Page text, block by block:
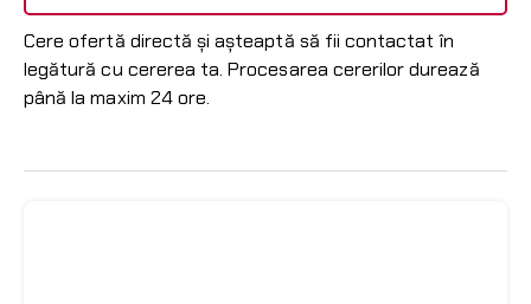
Cere ofertă directă și așteaptă să fii contactat în
legătură cu cererea ta. Procesarea cererilor durează
până la maxim 24 ore.